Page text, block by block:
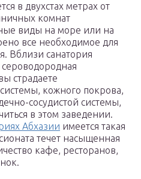
в двухстах метрах от
комнат
виды на море или на
все необходимое для
Вблизи санатория
страдаете
кожного покрова,
сосудистой системы,
в этом заведении.
Абхазии имеется такая
течет насыщенная
кафе, ресторанов,